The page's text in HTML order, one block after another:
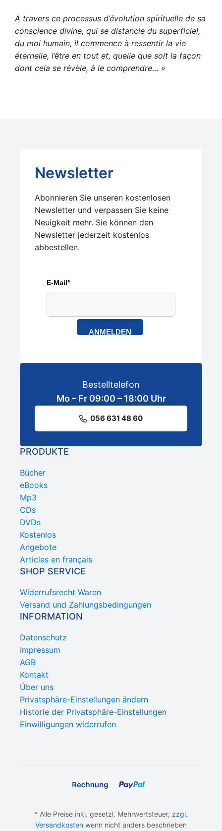
A travers ce processus d’évolution spirituelle de sa
conscience divine, qui se distancie du superficiel,
du moi humain, il commence à ressentir la vie
éternelle, l’être en tout et, quelle que soit la façon
dont cela se révèle, à le comprendre… »
Newsletter
Abonnieren Sie unseren kostenlosen
Newsletter und verpassen Sie keine
Neuigkeit mehr. Sie können den
Newsletter jederzeit kostenlos
abbestellen.
E-Mail*
ANMELDEN
Bestelltelefon
Mo – Fr 09:00 – 18:00 Uhr
056 631 48 60
PRODUKTE
Bücher
eBooks
Mp3
CDs
DVDs
Kostenlos
Angebote
Articles en français
SHOP SERVICE
Widerrufsrecht Waren
Versand und Zahlungsbedingungen
INFORMATION
Datenschutz
Impressum
AGB
Kontakt
Über uns
Privatsphäre-Einstellungen ändern
Historie der Privatsphäre-Einstellungen
Einwilligungen widerrufen
* Alle Preise inkl. gesetzl. Mehrwertsteuer, zzgl.
Versandkosten wenn nicht anders beschrieben